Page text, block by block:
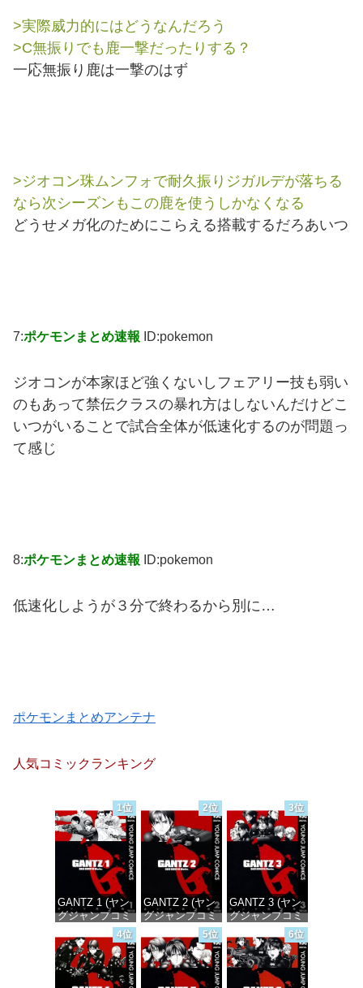
>実際威力的にはどうなんだろう
>C無振りでも鹿一撃だったりする？
一応無振り鹿は一撃のはず
>ジオコン珠ムンフォで耐久振りジガルデが落ちる
なら次シーズンもこの鹿を使うしかなくなる
どうせメガ化のためにこらえる搭載するだろあいつ
7:ポケモンまとめ速報 ID:pokemon
ジオコンが本家ほど強くないしフェアリー技も弱い
のもあって禁伝クラスの暴れ方はしないんだけどこ
いつがいることで試合全体が低速化するのが問題っ
て感じ
8:ポケモンまとめ速報 ID:pokemon
低速化しようが３分で終わるから別に…
ポケモンまとめアンテナ
人気コミックランキング
1位
GANTZ 1 (ヤン
グジャンプコミ
ックスDIGITAL)
価格：¥100
2位
GANTZ 2 (ヤン
グジャンプコミ
ックスDIGITAL)
価格：¥100
3位
GANTZ 3 (ヤン
グジャンプコミ
ックスDIGITAL)
価格：¥100
4位 5位 6位